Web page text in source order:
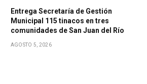
Entrega Secretaría de Gestión
Municipal 115 tinacos en tres
comunidades de San Juan del Río
AGOSTO 5, 2026